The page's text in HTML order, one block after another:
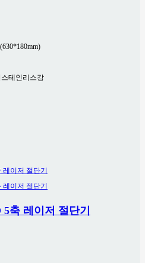
스테인리스강
축 레이저 절단기